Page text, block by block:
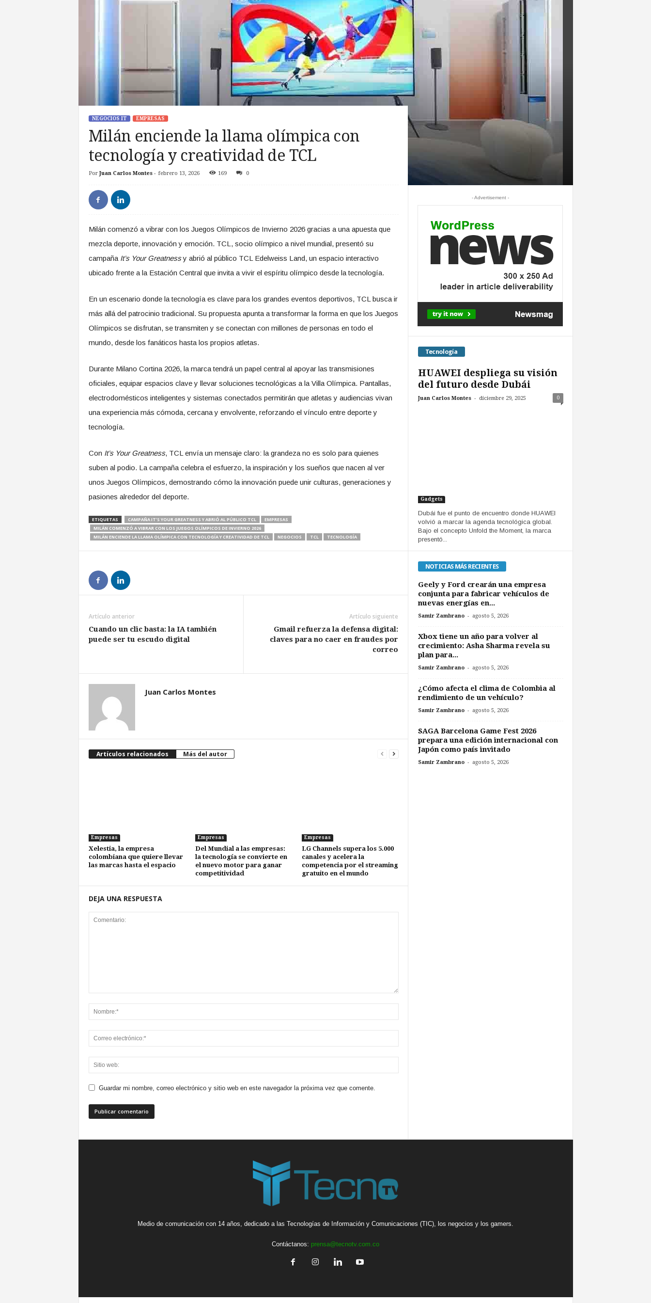
NEGOCIOS IT EMPRESAS
Milán enciende la llama olímpica con
tecnología y creatividad de TCL
Por Juan Carlos Montes- febrero 13, 2026 169 0
Milán comenzó a vibrar con los Juegos Olímpicos de Invierno 2026 gracias a una apuesta que
mezcla deporte, innovación y emoción. TCL, socio olímpico a nivel mundial, presentó su
campaña It’s Your Greatnessy abrió al público TCL Edelweiss Land, un espacio interactivo
ubicado frente a la Estación Central que invita a vivir el espíritu olímpico desde la tecnología.
En un escenario donde la tecnología es clave para los grandes eventos deportivos, TCL busca ir
más allá del patrocinio tradicional. Su propuesta apunta a transformar la forma en que los Juegos
Olímpicos se disfrutan, se transmiten y se conectan con millones de personas en todo el
mundo, desde los fanáticos hasta los propios atletas.
Durante Milano Cortina 2026, la marca tendrá un papel central al apoyar las transmisiones
oficiales, equipar espacios clave y llevar soluciones tecnológicas a la Villa Olímpica. Pantallas,
electrodomésticos inteligentes y sistemas conectados permitirán que atletas y audiencias vivan
una experiencia más cómoda, cercana y envolvente, reforzando el vínculo entre deporte y
tecnología.
Con It’s Your Greatness, TCL envía un mensaje claro: la grandeza no es solo para quienes
suben al podio. La campaña celebra el esfuerzo, la inspiración y los sueños que nacen al ver
unos Juegos Olímpicos, demostrando cómo la innovación puede unir culturas, generaciones y
pasiones alrededor del deporte.
ETIQUETAS CAMPAÑA IT’S YOUR GREATNESS Y ABRIÓ AL PÚBLICO TCL
EMPRESAS
MILÁN COMENZÓ A VIBRAR CON LOS JUEGOS OLÍMPICOS DE INVIERNO 2026
MILÁN ENCIENDE LA LLAMA OLÍMPICA CON TECNOLOGÍA Y CREATIVIDAD DE TCL
NEGOCIOS TCL TECNOLOGÍA
Artículo anterior
Cuando un clic basta: la IA también
puede ser tu escudo digital
Artículo siguiente
Gmail refuerza la defensa digital:
claves para no caer en fraudes por
correo
Juan Carlos Montes
Artículos relacionados Más del autor
Empresas
Xelestia, la empresa
colombiana que quiere llevar
las marcas hasta el espacio
Empresas
Del Mundial a las empresas:
la tecnología se convierte en
el nuevo motor para ganar
competitividad
Empresas
LG Channels supera los 5.000
canales y acelera la
competencia por el streaming
gratuito en el mundo
DEJA UNA RESPUESTA
Guardar mi nombre, correo electrónico y sitio web en este navegador la próxima vez que comente.
- Advertisement -
Tecnología
HUAWEI despliega su visión
del futuro desde Dubái
Juan Carlos Montes - diciembre 29, 2025 0
Gadgets
Dubái fue el punto de encuentro donde HUAWEI
volvió a marcar la agenda tecnológica global.
Bajo el concepto Unfold the Moment, la marca
presentó...
NOTICIAS MÁS RECIENTES
Geely y Ford crearán una empresa
conjunta para fabricar vehículos de
nuevas energías en...
Samir Zambrano - agosto 5, 2026
Xbox tiene un año para volver al
crecimiento: Asha Sharma revela su
plan para...
Samir Zambrano - agosto 5, 2026
¿Cómo afecta el clima de Colombia al
rendimiento de un vehículo?
Samir Zambrano - agosto 5, 2026
SAGA Barcelona Game Fest 2026
prepara una edición internacional con
Japón como país invitado
Samir Zambrano - agosto 5, 2026
Medio de comunicación con 14 años, dedicado a las Tecnologías de Información y Comunicaciones (TIC), los negocios y los gamers.
Contáctanos: prensa@tecnotv.com.co